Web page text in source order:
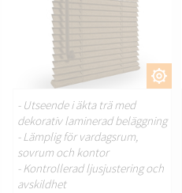
ANPASSA.
- Utseende i äkta trä med
dekorativ laminerad beläggning
- Lämplig för vardagsrum,
sovrum och kontor
- Kontrollerad ljusjustering och
avskildhet